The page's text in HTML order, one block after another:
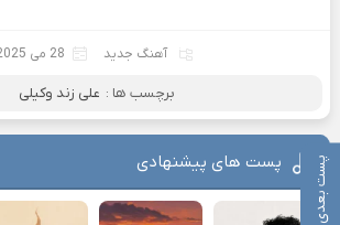
پست بعدی
آهنگ جدید 28 می 2025
برچسب ها : علی زند وکیلی
پست های پیشنهادی